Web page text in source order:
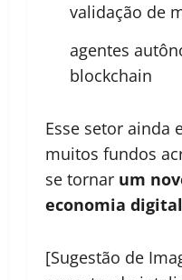
validação de
agentes
blockchain
Esse setor ainda
muitos fundos
se tornar um
economia digital
[Sugestão de